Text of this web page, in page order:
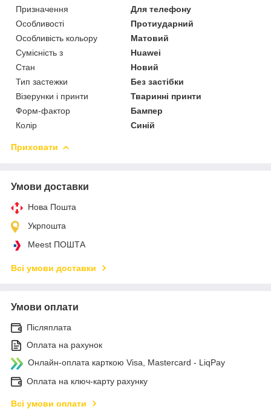
Призначення
Для телефону
Особливості
Протиударний
Особливість кольору
Матовий
Сумісність з
Huawei
Стан
Новий
Тип застежки
Без застібки
Візерунки і принти
Тваринні принти
Форм-фактор
Бампер
Колір
Синій
Приховати
Умови доставки
Нова Пошта
Укрпошта
Meest ПОШТА
Всі умови доставки
Умови оплати
Післяплата
Оплата на рахунок
Онлайн-оплата карткою Visa, Mastercard - LiqPay
Оплата на ключ-карту рахунку
Всі умови оплати